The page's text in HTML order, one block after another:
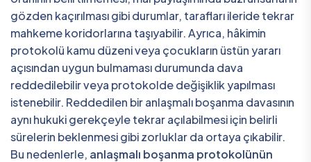
gözden kaçırılması gibi durumlar, tarafları ileride tekrar
mahkeme koridorlarına taşıyabilir. Ayrıca, hâkimin
protokolü kamu düzeni veya çocukların üstün yararı
açısından uygun bulmaması durumunda dava
reddedilebilir veya protokolde değişiklik yapılması
istenebilir. Reddedilen bir anlaşmalı boşanma davasının
aynı hukuki gerekçeyle tekrar açılabilmesi için belirli
sürelerin beklenmesi gibi zorluklar da ortaya çıkabilir.
Bu nedenlerle, anlaşmalı boşanma protokolünün